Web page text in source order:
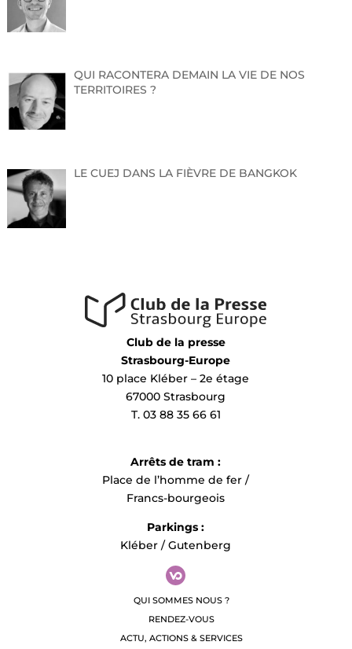
QUI RACONTERA DEMAIN LA VIE DE NOS
TERRITOIRES ?
LE CUEJ DANS LA FIÈVRE DE BANGKOK
Club de la presse
Strasbourg-Europe
10 place Kléber – 2e étage
67000 Strasbourg
T. 03 88 35 66 61
Arrêts de tram :
Place de l’homme de fer /
Francs-bourgeois
Parkings :
Kléber / Gutenberg
QUI SOMMES NOUS ?
RENDEZ-VOUS
ACTU, ACTIONS & SERVICES